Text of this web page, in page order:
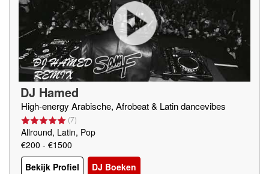
DJ Hamed
High-energy Arabische, Afrobeat & Latin dancevibes
(7)
Allround, Latin, Pop
€200 - €1500
Bekijk Profiel
DJ Boeken